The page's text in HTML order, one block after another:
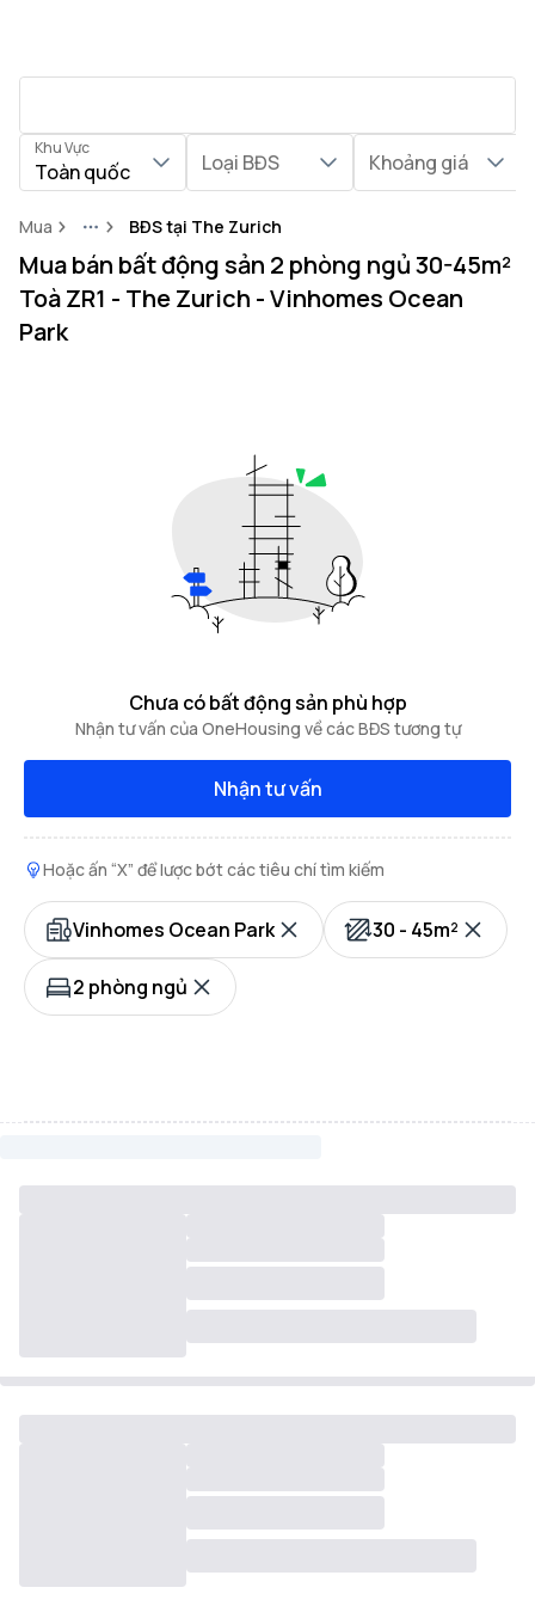
Khu Vực
Toàn quốc Loại BĐS Khoảng giá
Mua MoreBĐS tại The Zurich
Mua bán bất động sản 2 phòng ngủ 30-45m²
Toà ZR1 - The Zurich - Vinhomes Ocean
Park
Chưa có bất động sản phù hợp
Nhận tư vấn của OneHousing về các BĐS tương tự
Nhận tư vấn
Hoặc ấn “X” để lược bớt các tiêu chí tìm kiếm
Vinhomes Ocean Park 30 - 45m²
2 phòng ngủ